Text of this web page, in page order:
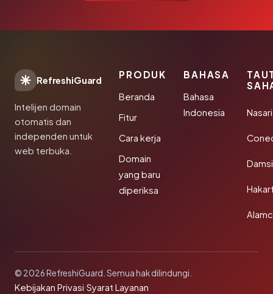
RefreshiGuard
Intelijen domain
otomatis dan
independen untuk
web terbuka.
PRODUK
Beranda
Fitur
Cara kerja
Domain
yang baru
diperiksa
BAHASA
Bahasa
Indonesia
© 2026 RefreshiGuard. Semua hak dilindungi.
Kebijakan Privasi·Syarat Layanan